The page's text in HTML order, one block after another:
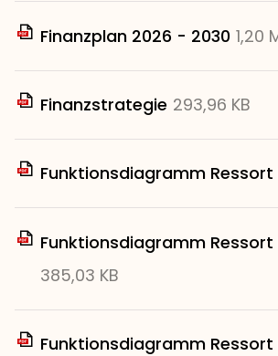
Finanzplan 2026 - 2030 1,20
Finanzstrategie 293,96 KB
Funktionsdiagramm Ressort
Funktionsdiagramm Ressort
385,03 KB
Funktionsdiagramm Ressort